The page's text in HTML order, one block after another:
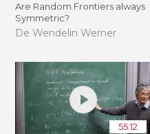
Are Random Frontiers always
Symmetric?
De Wendelin Werner
55:12